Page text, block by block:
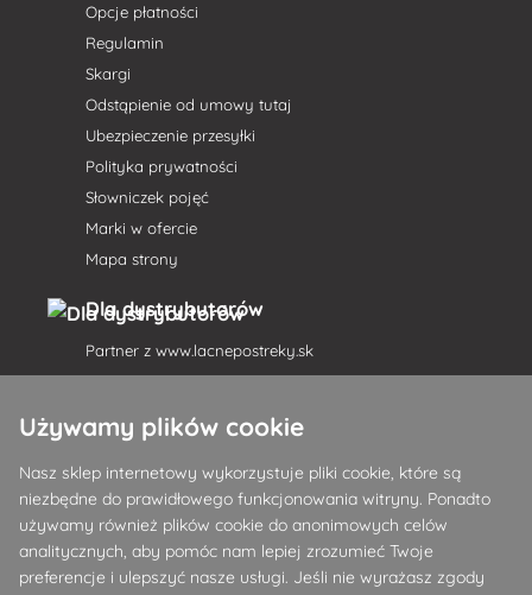
Opcje płatności
Regulamin
Skargi
Odstąpienie od umowy tutaj
Ubezpieczenie przesyłki
Polityka prywatności
Słowniczek pojęć
Marki w ofercie
Mapa strony
Dla dystrybutorów
Partner z www.lacnepostreky.sk
Zawsze służymy fachową poradą
Reklamacje są rozpatrywane w ciągu 24 godzin
Używamy plików cookie
Nasz sklep internetowy wykorzystuje pliki cookie, które są
niezbędne do prawidłowego funkcjonowania witryny. Ponadto
używamy również plików cookie do anonimowych celów
analitycznych, aby pomóc nam lepiej zrozumieć Twoje
preferencje i ulepszyć nasze usługi. Jeśli nie wyrażasz zgody